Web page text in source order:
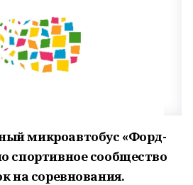
микроавтобус «Форд-
спортивное сообщество
на соревнования.